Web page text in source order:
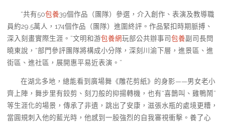
“共有50包養39個作品（團隊）參選，介入創作、表演及教導職
員約29.5萬人，174個作品（團隊）進圍終評。作品緊扣時期脈搏、
深入刻畫實際生涯。”文明和游包養網玩部公共辦事司包養副司長閆
曉東說，“部門參評團隊將構成小分隊，深刻川渝下層，進景區、進
街區、進社區，展開惠平易近表演。”
在湖北多地，總能看到廣場舞《雕花剪紙》的身影——男女老小
齊上陣，舞步里有鉸剪、刻刀般的抑揚轉機，也有“喜鵲叫、雞鴨鬧”
等生涯化的場景，傳承了非遺，跳出了安康，滋張水瓶的處境更糟，
當圓規刺入他的藍光時，他感到一股強烈的自我審視衝擊。養了心